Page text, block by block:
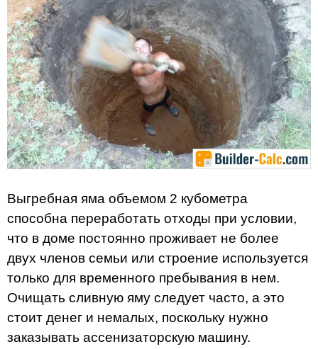
Выгребная яма объемом 2 кубометра
способна переработать отходы при условии,
что в доме постоянно проживает не более
двух членов семьи или строение используется
только для временного пребывания в нем.
Очищать сливную яму следует часто, а это
стоит денег и немалых, поскольку нужно
заказывать ассенизаторскую машину.